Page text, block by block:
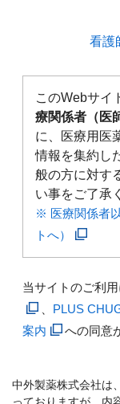
看護
このWebサイ
療関係者（医
に、医療用医
情報を集約し
般の方に対す
い事をご了承
※ 医療関係者
トへ）
当サイトのご利用
PLUS
案内
への同意
中外製薬株式会社は
っておりますが、内